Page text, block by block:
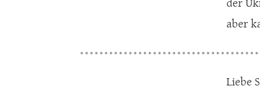
aber
Liebe